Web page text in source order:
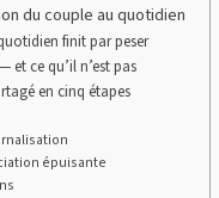
du couple au quotidien
finit par peser
et ce qu’il n’est pas
en cinq étapes
épuisante